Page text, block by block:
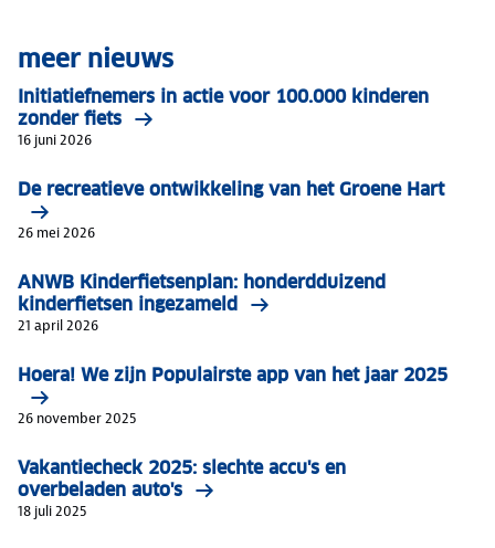
meer nieuws
Initiatiefnemers in actie voor 100.000 kinderen
zonder fiets
16 juni 2026
De recreatieve ontwikkeling van het Groene Hart
26 mei 2026
ANWB Kinderfietsenplan: honderdduizend
kinderfietsen ingezameld
21 april 2026
Hoera! We zijn Populairste app van het jaar 2025
26 november 2025
Vakantiecheck 2025: slechte accu's en
overbeladen auto's
18 juli 2025